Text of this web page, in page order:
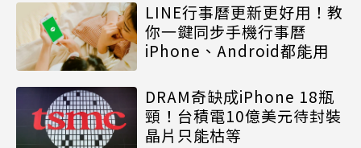
LINE行事曆更新更好用！教
你一鍵同步手機行事曆
iPhone、Android都能用
DRAM奇缺成iPhone 18瓶
頸！台積電10億美元待封裝
晶片只能枯等